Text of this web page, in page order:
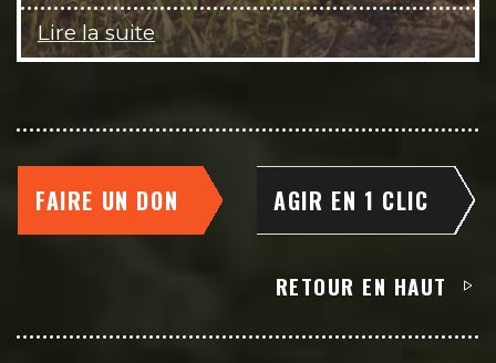
Lire la suite
FAIRE UN DON AGIR EN 1 CLIC
RETOUR EN HAUT